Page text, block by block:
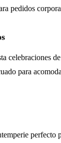
pedidos
celebraciones
para
perfecto